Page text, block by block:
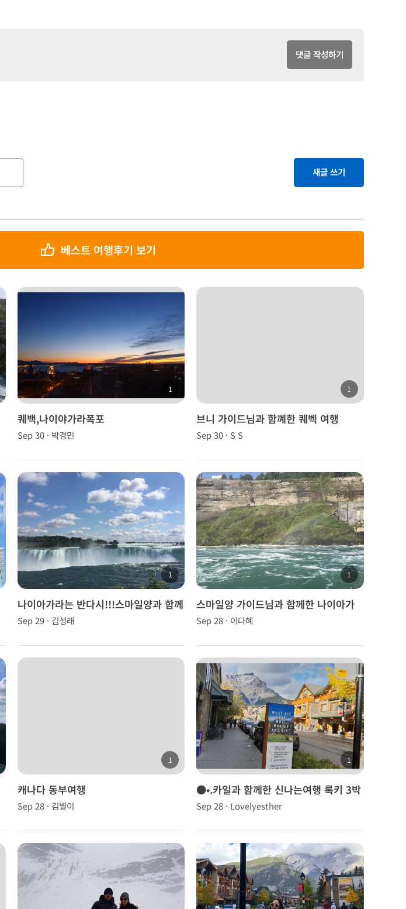
댓글 작성하기
새글 쓰기
베스트 여행후기 보기
1
퀘백,나이야가라폭포
Sep 30 · 박경민
1
브니 가이드님과 함꼐한 퀘벡 여행
Sep 30 · S S
1
나이아가라는 반다시!!!스마일양과 함께
~~
Sep 29 · 김성래
1
스마일양 가이드님과 함께한 나이아가
라 당일치기 패키지
Sep 28 · 이다혜
1
캐나다 동부여행
Sep 28 · 김별이
1
●•.카일과 함께한 신나는여행 록키 3박
4일 ° . ○
Sep 28 · Lovelyesther